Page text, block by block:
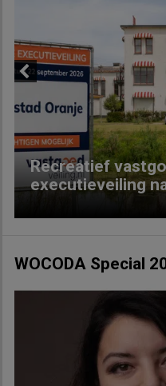
Recreatief
executieveiling
WOCODA Special